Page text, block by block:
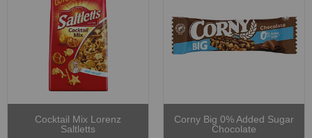
Cocktail Mix Lorenz
Saltletts
Corny Big 0% Added Sugar
Chocolate